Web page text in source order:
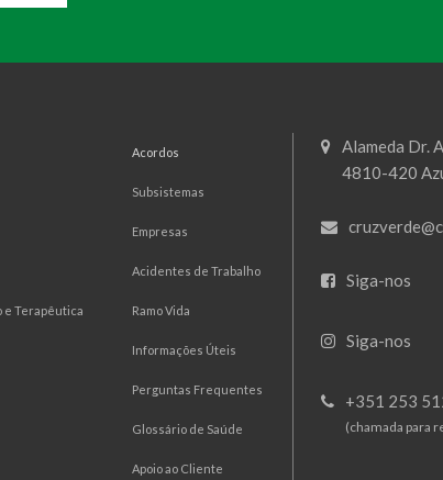
e Terapêutica
Acordos
Subsistemas
Empresas
Acidentes de Trabalho
Ramo Vida
Informações Úteis
Perguntas Frequentes
Glossário de Saúde
Apoio ao Cliente
Alameda Dr.
4810-420
Siga-nos
Siga-nos
+351 253
(chamada para